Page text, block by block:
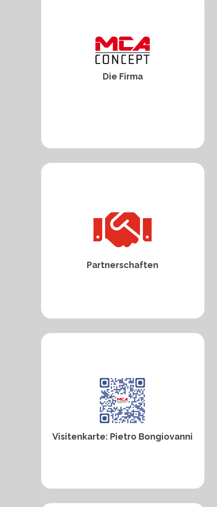
Die Firma

Partnerschaften
Visitenkarte: Pietro Bongiovanni